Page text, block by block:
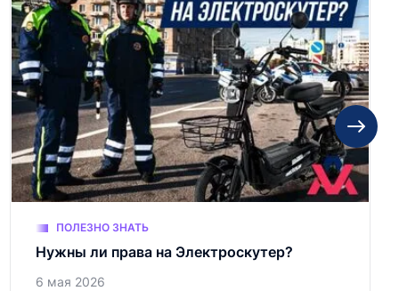
ПОЛЕЗНО ЗНАТЬ
Нужны ли права на Электроскутер?
6 мая 2026